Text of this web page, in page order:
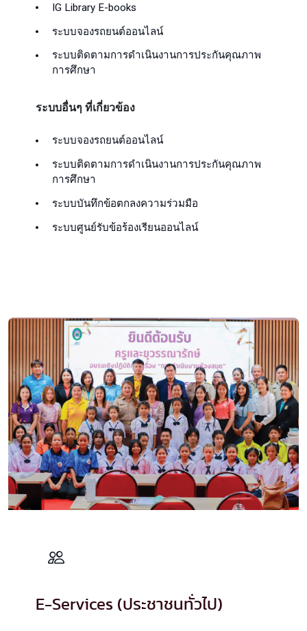
IG Library E-books
ระบบจองรถยนต์ออนไลน์
ระบบติดตามการดำเนินงานการประกันคุณภาพ
การศึกษา
ระบบอื่นๆ ที่เกี่ยวข้อง
ระบบจองรถยนต์ออนไลน์
ระบบติดตามการดำเนินงานการประกันคุณภาพ
การศึกษา
ระบบบันทึกข้อตกลงความร่วมมือ
ระบบศูนย์รับข้อร้องเรียนออนไลน์
E-Services (ประชาชนทั่วไป)